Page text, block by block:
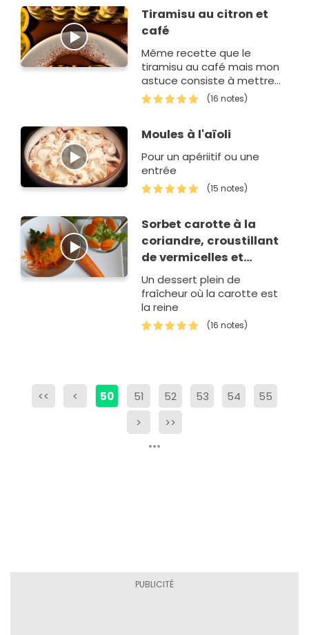
Tiramisu au citron et
café
Même recette que le
tiramisu au café mais mon
astuce consiste à mettre
du citron dans le café
(16 notes)
Moules à l'aïoli
Pour un apériitif ou une
entrée
(15 notes)
Sorbet carotte à la
coriandre, croustillant
de vermicelles et
salade de carottes à
l'orange
Un dessert plein de
fraîcheur où la carotte est
la reine
(16 notes)
<< < 50 51 52 53 54
55
>
>>